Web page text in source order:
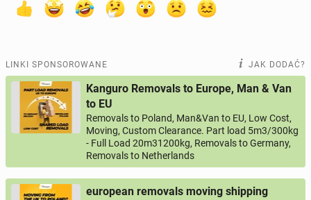
LINKI SPONSOROWANE JAK DODAĆ?
Kanguro Removals to Europe, Man & Van
to EU
Removals to Poland, Man&Van to EU, Low Cost,
Moving, Custom Clearance. Part load 5m3/300kg
- Full Load 20m31200kg, Removals to Germany,
Removals to Netherlands
european removals moving shipping